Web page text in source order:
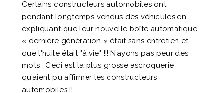
Certains constructeurs automobiles ont
pendant longtemps vendus des véhicules en
expliquant que leur nouvelle boîte automatique
« dernière génération » était sans entretien et
que l'huile était "à vie" !!! N’ayons pas peur des
mots : Ceci est la plus grosse escroquerie
qu’aient pu affirmer les constructeurs
automobiles !!